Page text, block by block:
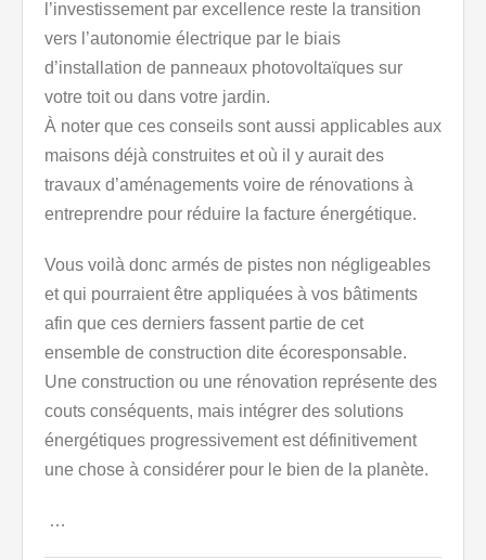
l’investissement par excellence reste la transition
vers l’autonomie électrique par le biais
d’installation de panneaux photovoltaïques sur
votre toit ou dans votre jardin.
À noter que ces conseils sont aussi applicables aux
maisons déjà construites et où il y aurait des
travaux d’aménagements voire de rénovations à
entreprendre pour réduire la facture énergétique.
Vous voilà donc armés de pistes non négligeables
et qui pourraient être appliquées à vos bâtiments
afin que ces derniers fassent partie de cet
ensemble de construction dite écoresponsable.
Une construction ou une rénovation représente des
couts conséquents, mais intégrer des solutions
énergétiques progressivement est définitivement
une chose à considérer pour le bien de la planète.
…